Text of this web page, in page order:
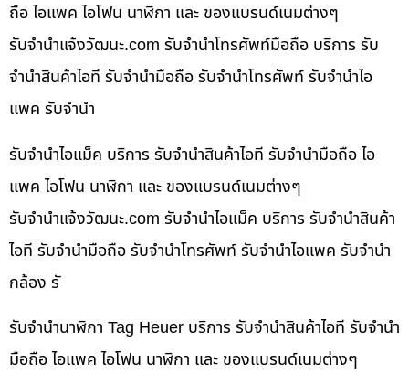
ถือ ไอแพค ไอโฟน นาฬิกา และ ของแบรนด์เนมต่างๆ
รับจํานําแจ้งวัฒนะ.com รับจำนำโทรศัพท์มือถือ บริการ รับ
จำนำสินค้าไอที รับจำนำมือถือ รับจำนำโทรศัพท์ รับจำนำไอ
แพค รับจำนำ
รับจำนำไอแม็ค บริการ รับจำนำสินค้าไอที รับจำนำมือถือ ไอ
แพค ไอโฟน นาฬิกา และ ของแบรนด์เนมต่างๆ
รับจํานําแจ้งวัฒนะ.com รับจำนำไอแม็ค บริการ รับจำนำสินค้า
ไอที รับจำนำมือถือ รับจำนำโทรศัพท์ รับจำนำไอแพค รับจำนำ
กล้อง รั
รับจำนำนาฬิกา Tag Heuer บริการ รับจำนำสินค้าไอที รับจำนำ
มือถือ ไอแพค ไอโฟน นาฬิกา และ ของแบรนด์เนมต่างๆ